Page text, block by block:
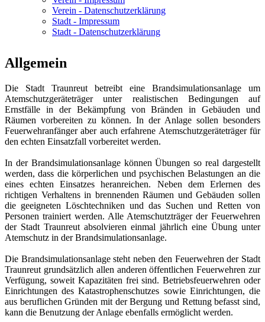
Verein - Datenschutzerklärung
Stadt - Impressum
Stadt - Datenschutzerklärung
Allgemein
Die Stadt Traunreut betreibt eine Brandsimulationsanlage um
Atemschutzgeräteträger unter realistischen Bedingungen auf
Ernstfälle in der Bekämpfung von Bränden in Gebäuden und
Räumen vorbereiten zu können. In der Anlage sollen besonders
Feuerwehranfänger aber auch erfahrene Atemschutzgeräteträger für
den echten Einsatzfall vorbereitet werden.
In der Brandsimulationsanlage können Übungen so real dargestellt
werden, dass die körperlichen und psychischen Belastungen an die
eines echten Einsatzes heranreichen. Neben dem Erlernen des
richtigen Verhaltens in brennenden Räumen und Gebäuden sollen
die geeigneten Löschtechniken und das Suchen und Retten von
Personen trainiert werden. Alle Atemschutzträger der Feuerwehren
der Stadt Traunreut absolvieren einmal jährlich eine Übung unter
Atemschutz in der Brandsimulationsanlage.
Die Brandsimulationsanlage steht neben den Feuerwehren der Stadt
Traunreut grundsätzlich allen anderen öffentlichen Feuerwehren zur
Verfügung, soweit Kapazitäten frei sind. Betriebsfeuerwehren oder
Einrichtungen des Katastrophenschutzes sowie Einrichtungen, die
aus beruflichen Gründen mit der Bergung und Rettung befasst sind,
kann die Benutzung der Anlage ebenfalls ermöglicht werden.